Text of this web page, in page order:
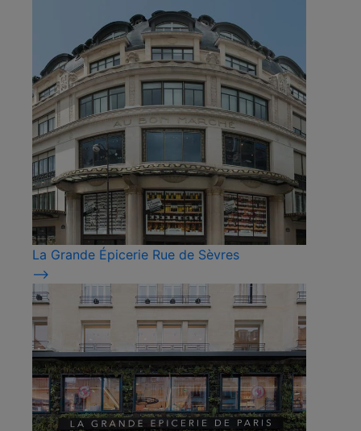
La Grande Épicerie Rue de Sèvres
⟶